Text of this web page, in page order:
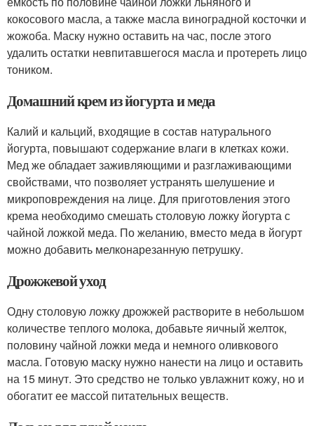
кокосового масла, а также масла виноградной косточки и
жожоба. Маску нужно оставить на час, после этого
удалить остатки невпитавшегося масла и протереть лицо
тоником.
Домашний крем из йогурта и меда
Калий и кальций, входящие в состав натурального
йогурта, повышают содержание влаги в клетках кожи.
Мед же обладает заживляющими и разглаживающими
свойствами, что позволяет устранять шелушение и
микроповреждения на лице. Для приготовления этого
крема необходимо смешать столовую ложку йогурта с
чайной ложкой меда. По желанию, вместо меда в йогурт
можно добавить мелконарезанную петрушку.
Дрожжевой уход
Одну столовую ложку дрожжей растворите в небольшом
количестве теплого молока, добавьте яичный желток,
половину чайной ложки меда и немного оливкового
масла. Готовую маску нужно нанести на лицо и оставить
на 15 минут. Это средство не только увлажнит кожу, но и
обогатит ее массой питательных веществ.